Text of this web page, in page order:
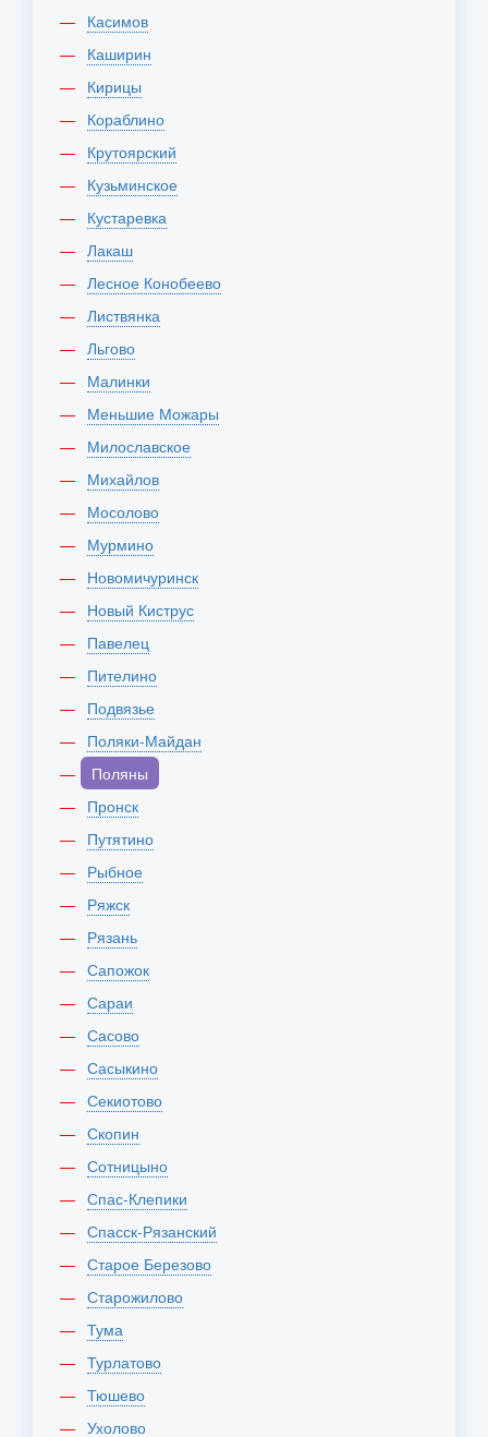
Касимов
Каширин
Кирицы
Кораблино
Крутоярский
Кузьминское
Кустаревка
Лакаш
Лесное Конобеево
Листвянка
Льгово
Малинки
Меньшие Можары
Милославское
Михайлов
Мосолово
Мурмино
Новомичуринск
Новый Киструс
Павелец
Пителино
Подвязье
Поляки-Майдан
Поляны
Пронск
Путятино
Рыбное
Ряжск
Рязань
Сапожок
Сараи
Сасово
Сасыкино
Секиотово
Скопин
Сотницыно
Спас-Клепики
Спасск-Рязанский
Старое Березово
Старожилово
Тума
Турлатово
Тюшево
Ухолово